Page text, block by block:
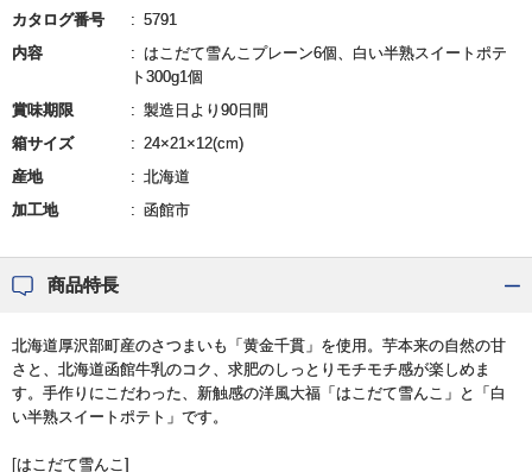
カタログ番号
5791
内容
はこだて雪んこプレーン6個、白い半熟スイートポテ
ト300g1個
賞味期限
製造日より90日間
箱サイズ
24×21×12(cm)
産地
北海道
加工地
函館市
商品特長
北海道厚沢部町産のさつまいも「黄金千貫」を使用。芋本来の自然の甘
さと、北海道函館牛乳のコク、求肥のしっとりモチモチ感が楽しめま
す。手作りにこだわった、新触感の洋風大福「はこだて雪んこ」と「白
い半熟スイートポテト」です。
[はこだて雪んこ]